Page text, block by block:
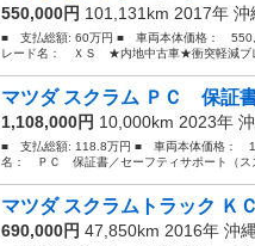
550,000円 101,131km 2017年 沖
■ 支払総額: 60万円 ■ 車両本体価格：
レード名： ＸＳ ★内地中古車★衝突軽減ブ
マツダ スクラム ＰＣ 保証
1,108,000円 10,000km 2023年
■ 支払総額: 118.8万円 ■ 車両本体価格：
名： ＰＣ 保証書／セーフティサポート（ス
マツダ スクラムトラック
690,000円 47,850km 2016年 沖縄